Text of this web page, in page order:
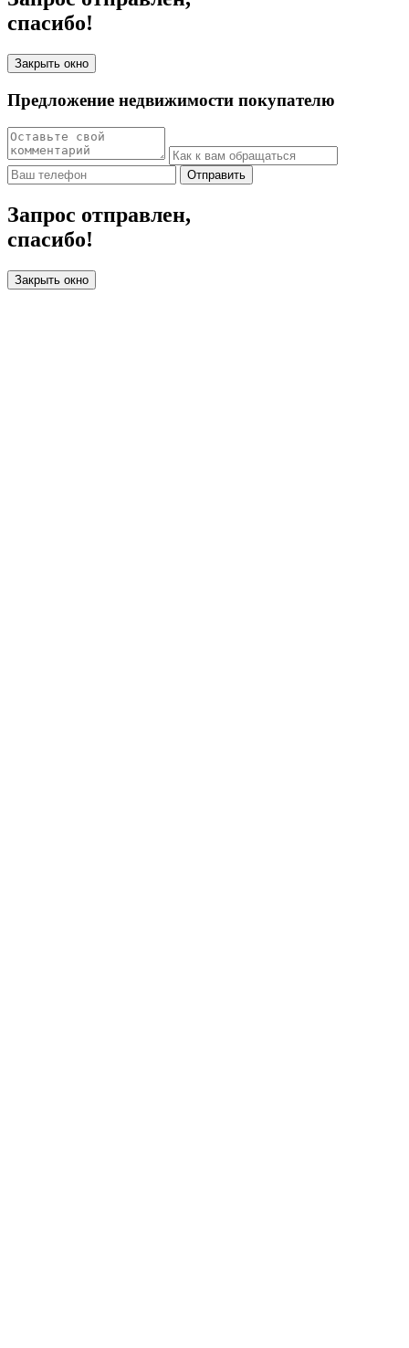
спасибо!
Закрыть окно
Предложение недвижимости покупателю
Отправить
Запрос отправлен,
спасибо!
Закрыть окно